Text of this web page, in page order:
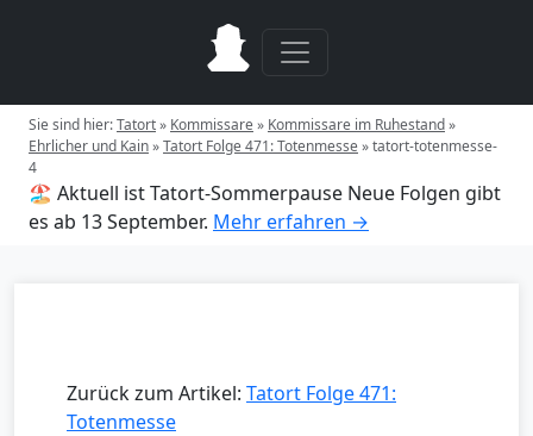
Sie sind hier:Tatort» Kommissare» Kommissare im Ruhestand»
Ehrlicher und Kain»Tatort Folge 471: Totenmesse»tatort-totenmesse-
4
🏖️ Aktuell ist Tatort-Sommerpause Neue Folgen gibt
es ab 13 September. Mehr erfahren →
Zurück zum Artikel: Tatort Folge 471:
Totenmesse